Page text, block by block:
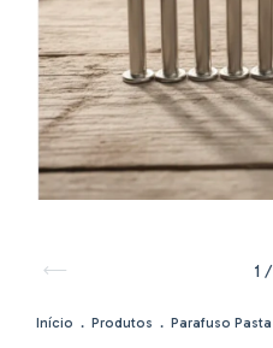
1/
Início . Produtos . Parafuso